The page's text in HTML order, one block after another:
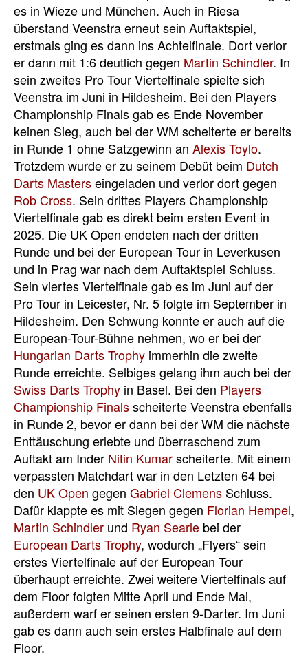
es in Wieze und München. Auch in Riesa
überstand Veenstra erneut sein Auftaktspiel,
erstmals ging es dann ins Achtelfinale. Dort verlor
er dann mit 1:6 deutlich gegen Martin Schindler. In
sein zweites Pro Tour Viertelfinale spielte sich
Veenstra im Juni in Hildesheim. Bei den Players
Championship Finals gab es Ende November
keinen Sieg, auch bei der WM scheiterte er bereits
in Runde 1 ohne Satzgewinn an Alexis Toylo.
Trotzdem wurde er zu seinem Debüt beim Dutch
Darts Masterseingeladen und verlor dort gegen
Rob Cross. Sein drittes Players Championship
Viertelfinale gab es direkt beim ersten Event in
2025. Die UK Open endeten nach der dritten
Runde und bei der European Tour in Leverkusen
und in Prag war nach dem Auftaktspiel Schluss.
Sein viertes Viertelfinale gab es im Juni auf der
Pro Tour in Leicester, Nr. 5 folgte im September in
Hildesheim. Den Schwung konnte er auch auf die
European-Tour-Bühne nehmen, wo er bei der
Hungarian Darts Trophy immerhin die zweite
Runde erreichte. Selbiges gelang ihm auch bei der
Swiss Darts Trophy in Basel. Bei den Players
Championship Finalsscheiterte Veenstra ebenfalls
in Runde 2, bevor er dann bei der WM die nächste
Enttäuschung erlebte und überraschend zum
Auftakt am Inder Nitin Kumarscheiterte. Mit einem
verpassten Matchdart war in den Letzten 64 bei
den UK Open gegen Gabriel Clemens Schluss.
Dafür klappte es mit Siegen gegen Florian Hempel,
Martin Schindler und Ryan Searle bei der
European Darts Trophy, wodurch „Flyers“ sein
erstes Viertelfinale auf der European Tour
überhaupt erreichte. Zwei weitere Viertelfinals auf
dem Floor folgten Mitte April und Ende Mai,
außerdem warf er seinen ersten 9-Darter. Im Juni
gab es dann auch sein erstes Halbfinale auf dem
Floor.